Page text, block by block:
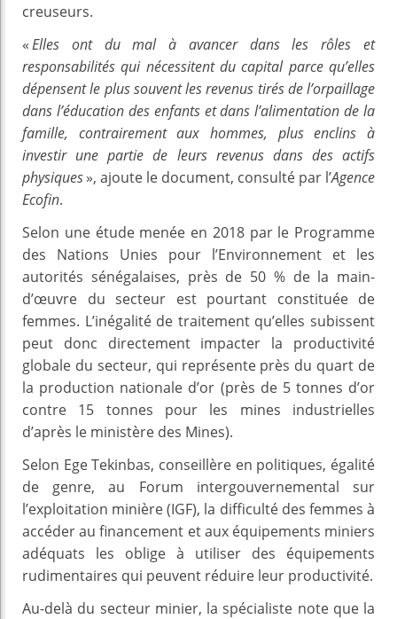
creuseurs.
«Elles ont du mal à avancer dans les rôles et
responsabilités qui nécessitent du capital parce qu’elles
dépensent le plus souvent les revenus tirés de l’orpaillage
dans l’éducation des enfants et dans l’alimentation de la
famille, contrairement aux hommes, plus enclins à
investir une partie de leurs revenus dans des actifs
physiques», ajoute le document, consulté par l’Agence
Ecofin.
Selon une étude menée en 2018 par le Programme
des Nations Unies pour l’Environnement et les
autorités sénégalaises, près de 50 % de la main-
d’œuvre du secteur est pourtant constituée de
femmes. L’inégalité de traitement qu’elles subissent
peut donc directement impacter la productivité
globale du secteur, qui représente près du quart de
la production nationale d’or (près de 5 tonnes d’or
contre 15 tonnes pour les mines industrielles
d’après le ministère des Mines).
Selon Ege Tekinbas, conseillère en politiques, égalité
de genre, au Forum intergouvernemental sur
l’exploitation minière (IGF), la difficulté des femmes à
accéder au financement et aux équipements miniers
adéquats les oblige à utiliser des équipements
rudimentaires qui peuvent réduire leur productivité.
Au-delà du secteur minier, la spécialiste note que la